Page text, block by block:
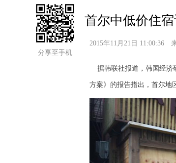
分享至手机
首尔中低价住
2015年11月21日 11:00:36
据韩联社报道，韩国经济
方案》的报告指出，首尔地